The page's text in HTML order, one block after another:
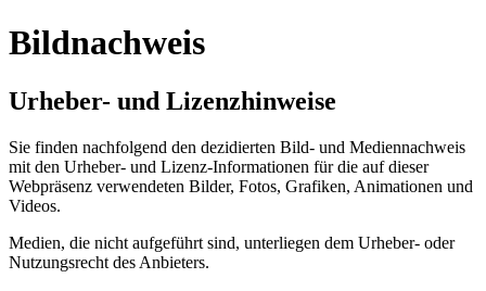
Bildnachweis
Urheber- und Lizenzhinweise
Sie finden nachfolgend den dezidierten Bild- und Mediennachweis
mit den Urheber- und Lizenz-Informationen für die auf dieser
Webpräsenz verwendeten Bilder, Fotos, Grafiken, Animationen und
Videos.
Medien, die nicht aufgeführt sind, unterliegen dem Urheber- oder
Nutzungsrecht des Anbieters.